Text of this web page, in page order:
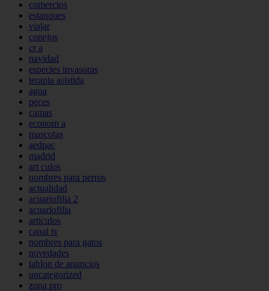
comercios
estanques
viajar
conejos
cr a
navidad
especies invasoras
terapia asistida
agua
peces
camas
econom a
mascotas
aedpac
madrid
art culos
nombres para perros
actualidad
acuariofilia 2
acuariofilia
articulos
canal tv
nombres para gatos
novedades
tablon de anuncios
uncategorized
zona pro